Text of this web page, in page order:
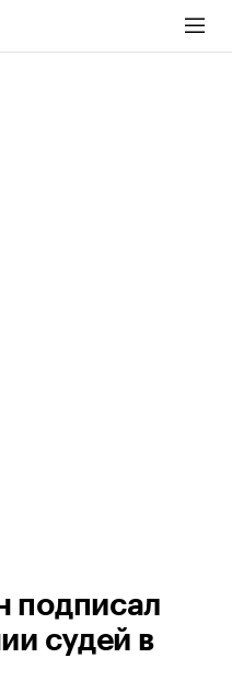
подписал
судей в